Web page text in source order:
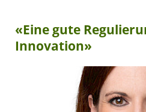
«Eine gute
Innovation»